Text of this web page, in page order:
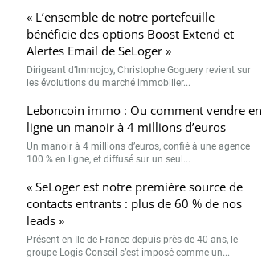
« L’ensemble de notre portefeuille
bénéficie des options Boost Extend et
Alertes Email de SeLoger »
Dirigeant d’Immojoy, Christophe Goguery revient sur
les évolutions du marché immobilier...
Leboncoin immo : Ou comment vendre en
ligne un manoir à 4 millions d’euros
Un manoir à 4 millions d’euros, confié à une agence
100 % en ligne, et diffusé sur un seul...
« SeLoger est notre première source de
contacts entrants : plus de 60 % de nos
leads »
Présent en Ile-de-France depuis près de 40 ans, le
groupe Logis Conseil s’est imposé comme un...